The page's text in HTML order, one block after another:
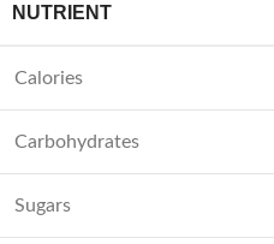
NUTRIENT
Calories
Carbohydrates
Sugars